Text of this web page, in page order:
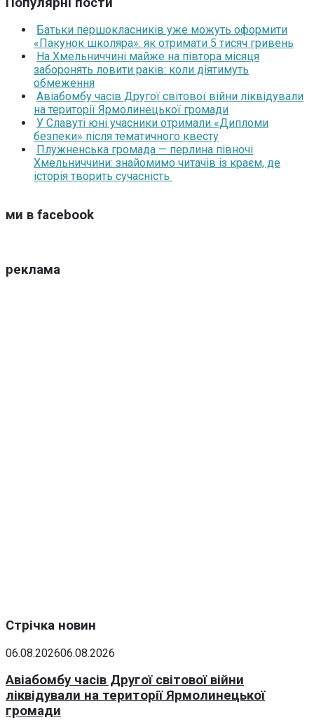
Батьки першокласників уже можуть оформити
«Пакунок школяра»: як отримати 5 тисяч гривень
На Хмельниччині майже на півтора місяця
заборонять ловити раків: коли діятимуть
обмеження
Авіабомбу часів Другої світової війни ліквідували
на території Ярмолинецької громади
У Славуті юні учасники отримали «Дипломи
безпеки» після тематичного квесту
Плужненська громада — перлина півночі
Хмельниччини: знайомимо читачів із краєм, де
історія творить сучасність
ми в facebook
реклама
Стрічка новин
06.08.202606.08.2026
Авіабомбу часів Другої світової війни
ліквідували на території Ярмолинецької
громади